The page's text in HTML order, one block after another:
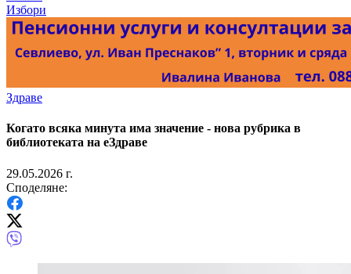
Избори
Здраве
Когато всяка минута има значение - нова рубрика в
библиотеката на еЗдраве
29.05.2026 г.
Споделяне: